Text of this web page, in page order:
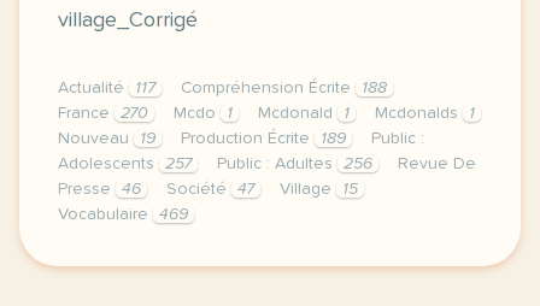
village_Corrigé
Actualité 117 Compréhension Écrite
188
France
270 Mcdo 1 Mcdonald 1 Mcdonalds
1
Nouveau
19 Production Écrite 189
Public :
Adolescents
257 Public : Adultes 256
Revue De
Presse
46 Société 47 Village
15
Vocabulaire
469
duree 1h30 niveau b2 public grands adolescents